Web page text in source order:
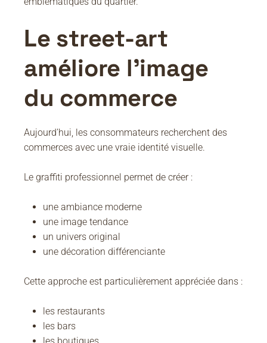
Le street-art
améliore l’image
du commerce
Aujourd’hui, les consommateurs recherchent des
commerces avec une vraie identité visuelle.
Le graffiti professionnel permet de créer :
une ambiance moderne
une image tendance
un univers original
une décoration différenciante
Cette approche est particulièrement appréciée dans :
les restaurants
les bars
les boutiques